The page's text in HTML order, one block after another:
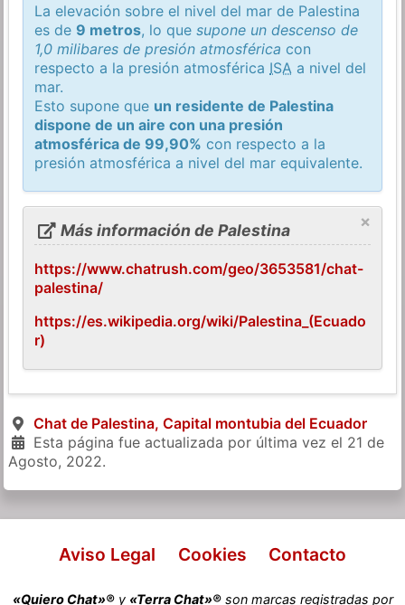
La elevación sobre el nivel del mar de Palestina
es de9 metros, lo quesupone un descenso de
1,0 milibares de presión atmosférica con
respecto a la presión atmosférica ISA a nivel del
mar.
Esto supone que un residente de Palestina
dispone de un aire con una presión
atmosférica de 99,90% con respecto a la
presión atmosférica a nivel del mar equivalente.
×
Más información de Palestina
https://www.chatrush.com/geo/3653581/chat-
palestina/
https://es.wikipedia.org/wiki/Palestina_(Ecuado
r)
Chat de Palestina, Capital montubia del Ecuador
Esta página fue actualizada por última vez el 21 de
Agosto, 2022.
Aviso Legal Cookies Contacto
«Quiero Chat»®y «Terra Chat»®son marcas registradas por